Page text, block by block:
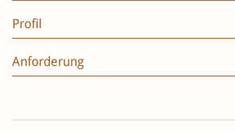
Profil
Anforderung